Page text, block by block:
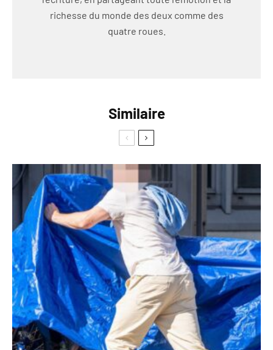
richesse du monde des deux comme des
quatre roues.
Similaire